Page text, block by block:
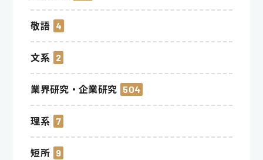
敬語 4
文系 2
業界研究・企業研究 504
理系 7
短所 9